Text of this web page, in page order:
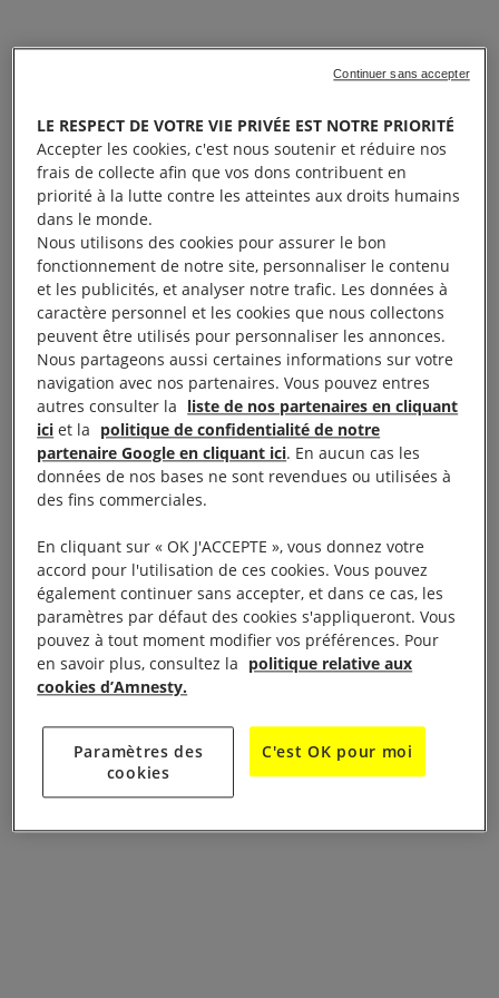
LE RESPECT DE VOTRE VIE PRIVÉE EST NOTRE PRIORITÉ
Accepter les cookies, c'est nous soutenir et réduire nos
frais de collecte afin que vos dons contribuent en
priorité à la lutte contre les atteintes aux droits humains
dans le monde.
Nous utilisons des cookies pour assurer le bon
fonctionnement de notre site, personnaliser le contenu
et les publicités, et analyser notre trafic. Les données à
caractère personnel et les cookies que nous collectons
peuvent être utilisés pour personnaliser les annonces.
Nous partageons aussi certaines informations sur votre
navigation avec nos partenaires. Vous pouvez entres
autres consulter la liste de nos partenaires en cliquant
ici et la politique de confidentialité de notre
partenaire Google en cliquant ici. En aucun cas les
données de nos bases ne sont revendues ou utilisées à
des fins commerciales.
En cliquant sur « OK J'ACCEPTE », vous donnez votre
accord pour l'utilisation de ces cookies. Vous pouvez
également continuer sans accepter, et dans ce cas, les
paramètres par défaut des cookies s'appliqueront. Vous
pouvez à tout moment modifier vos préférences. Pour
en savoir plus, consultez la politique relative aux
cookies d’Amnesty.
Paramètres des
cookies
C'est OK pour moi
Continuer sans accepter